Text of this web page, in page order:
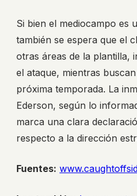
Si bien el mediocampo es
también se espera que el
otras áreas de la plantilla,
el ataque, mientras
próxima temporada. La
Ederson, según lo
marca una clara
respecto a la dirección
Fuentes: